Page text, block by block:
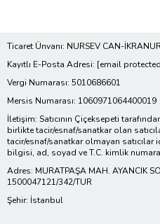
Ticaret Ünvanı: NURSEV CAN-
Kayıtlı E-Posta Adresi: [email
Vergi Numarası: 5010686601
Mersis Numarası: 1060971064400019
İletişim: Satıcının Çiçeksepeti
birlikte tacir/esnaf/sanatkar olan
tacir/esnaf/sanatkar olmayan
bilgisi, ad, soyad ve T.C. kimlik
Adres: MURATPAŞA MAH. AYANCIK
1500047121/342/TUR
Şehir: İstanbul